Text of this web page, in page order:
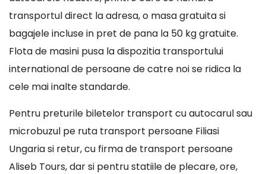
transportul direct la adresa, o masa gratuita si
bagajele incluse in pret de pana la 50 kg gratuite.
Flota de masini pusa la dispozitia transportului
international de persoane de catre noi se ridica la
cele mai inalte standarde.
Pentru preturile biletelor transport cu autocarul sau
microbuzul pe ruta transport persoane Filiasi
Ungaria si retur, cu firma de transport persoane
Aliseb Tours, dar si pentru statiile de plecare, ore,